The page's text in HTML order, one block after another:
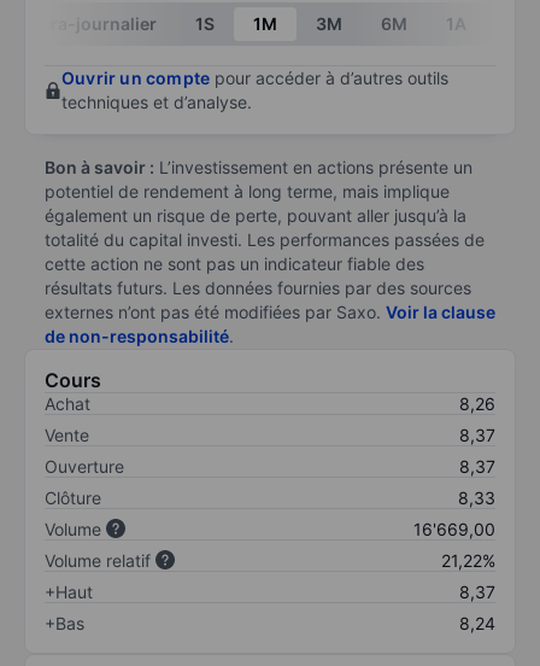
End of interactive chart.
Intra-journalier 1S 1M 3M 6M 1A
Ouvrir un compte pour accéder à d’autres outils
techniques et d’analyse.
Bon à savoir : L’investissement en actions présente un
potentiel de rendement à long terme, mais implique
également un risque de perte, pouvant aller jusqu’à la
totalité du capital investi. Les performances passées de
cette action ne sont pas un indicateur fiable des
résultats futurs. Les données fournies par des sources
externes n’ont pas été modifiées par Saxo. Voir la clause
de non-responsabilité.
Cours
Achat
8,26
Vente
8,37
Ouverture
8,37
Clôture
8,33
Volume
16'669,00
Volume relatif
21,22%
+Haut
8,37
+Bas
8,24